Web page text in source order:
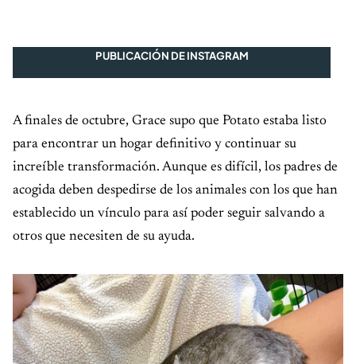
PUBLICACIÓN DE INSTAGRAM
A finales de octubre, Grace supo que Potato estaba listo
para encontrar un hogar definitivo y continuar su
increíble transformación. Aunque es difícil, los padres de
acogida deben despedirse de los animales con los que han
establecido un vínculo para así poder seguir salvando a
otros que necesiten de su ayuda.